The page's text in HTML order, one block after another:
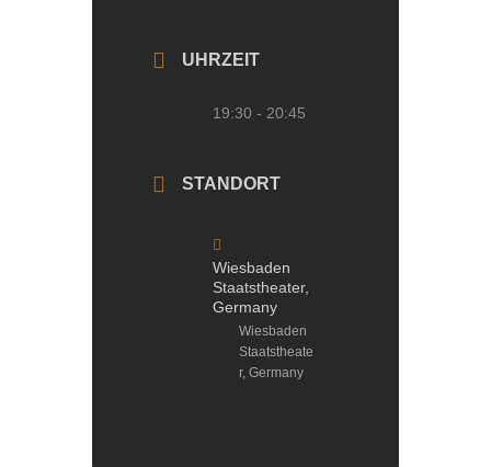
UHRZEIT
19:30 - 20:45
STANDORT
Wiesbaden
Staatstheater,
Germany
Wiesbaden
Staatstheate
r, Germany